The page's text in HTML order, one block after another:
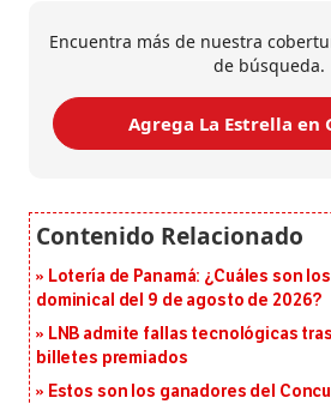
Encuentra más de nuestra
de búsqueda.
Agrega La Estrella en
Lotería de Panamá: ¿Cuáles son
dominical del 9 de agosto de 2026?
LNB admite fallas tecnológicas
billetes premiados
Estos son los ganadores del